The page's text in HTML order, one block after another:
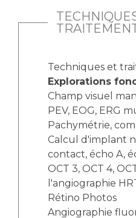
Techniques et
Explorations
Champ visuel
PEV, EOG, ERG
Pachymétrie,
Calcul d'implant
contact, écho A,
OCT 3, OCT 4,
l'angiographie
Rétino Photos
Angiographie